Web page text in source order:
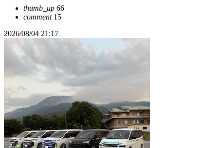
thumb_up 66
comment15
2026/08/04 21:17